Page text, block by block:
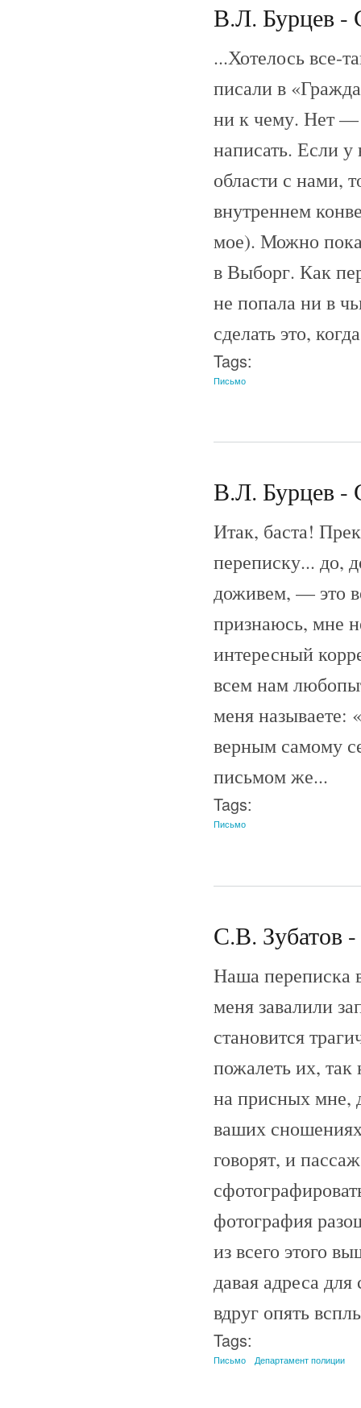
В.Л. Бурцев -
...Хотелось все-
писали в
ни к чему. Нет
написать. Если у
области с нами,
внутреннем
мое). Можно
в Выборг. Как
не попала ни в
сделать это,
Tags:
Письмо
В.Л. Бурцев -
Итак, баста!
переписку... до,
доживем, — это
признаюсь, мне
интересный
всем нам
меня называете:
верным самому
письмом же...
Tags:
Письмо
С.В. Зубатов
Наша переписка
меня завалили
становится
пожалеть их, так
на присных мне,
ваших
говорят, и
фотография
из всего этого
давая адреса
вдруг опять
Tags:
Письмо Департамент полиции